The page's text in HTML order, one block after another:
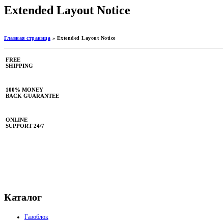
Extended Layout Notice
Главная страница » Extended Layout Notice
FREE
SHIPPING
100% MONEY
BACK GUARANTEE
ONLINE
SUPPORT 24/7
Каталог
Газоблок